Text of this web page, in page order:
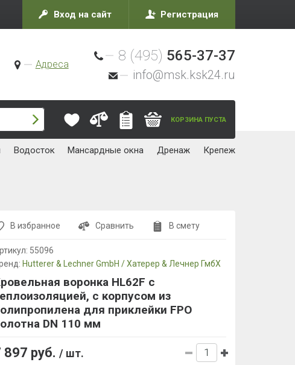
Вход на сайт Регистрация
Адреса
8 (495) 565-37-37
info@msk.ksk24.ru
КОРЗИНА ПУСТА
Водосток Мансардные окна Дренаж Крепеж
В избранное Сравнить В смету
55096
Hutterer & Lechner GmbH / Хатерер & Лечнер ГмбХ
воронка HL62F с
с корпусом из
для приклейки FPO
DN 110 мм
897 руб. / шт.